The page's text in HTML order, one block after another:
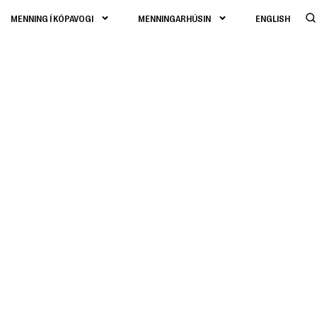
MENNING Í KÓPAVOGI MENNINGARHÚSIN ENGLISH